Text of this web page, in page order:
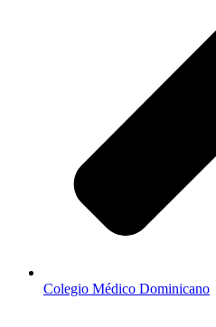
Colegio Médico Dominicano